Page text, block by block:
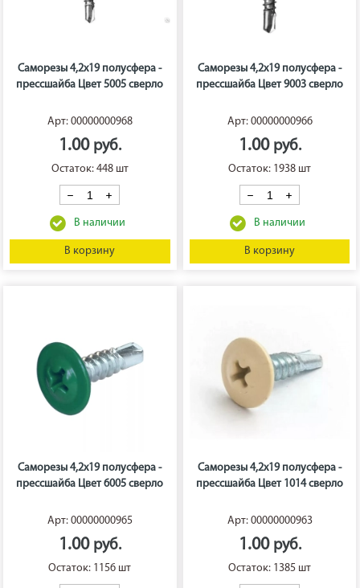
Саморезы 4,2х19 полусфера -
прессшайба Цвет 5005 сверло
Арт: 00000000968
1.00
Остаток: 448 шт
В корзину
Саморезы 4,2х19 полусфера -
прессшайба Цвет 9003 сверло
Арт: 00000000966
1.00
Остаток: 1938 шт
В корзину
Саморезы 4,2х19 полусфера -
прессшайба Цвет 6005 сверло
Арт: 00000000965
1.00
Остаток: 1156 шт
Саморезы 4,2х19 полусфера -
прессшайба Цвет 1014 сверло
Арт: 00000000963
1.00
Остаток: 1385 шт